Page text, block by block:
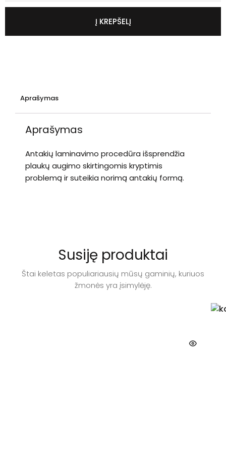
Į KREPŠELĮ
Aprašymas
Aprašymas
Antakių laminavimo procedūra išsprendžia
plaukų augimo skirtingomis kryptimis
problemą ir suteikia norimą antakių formą.
Susiję produktai
Štai keletas populiariausių mūsų gaminių, kuriuos
žmonės yra įsimylėję.